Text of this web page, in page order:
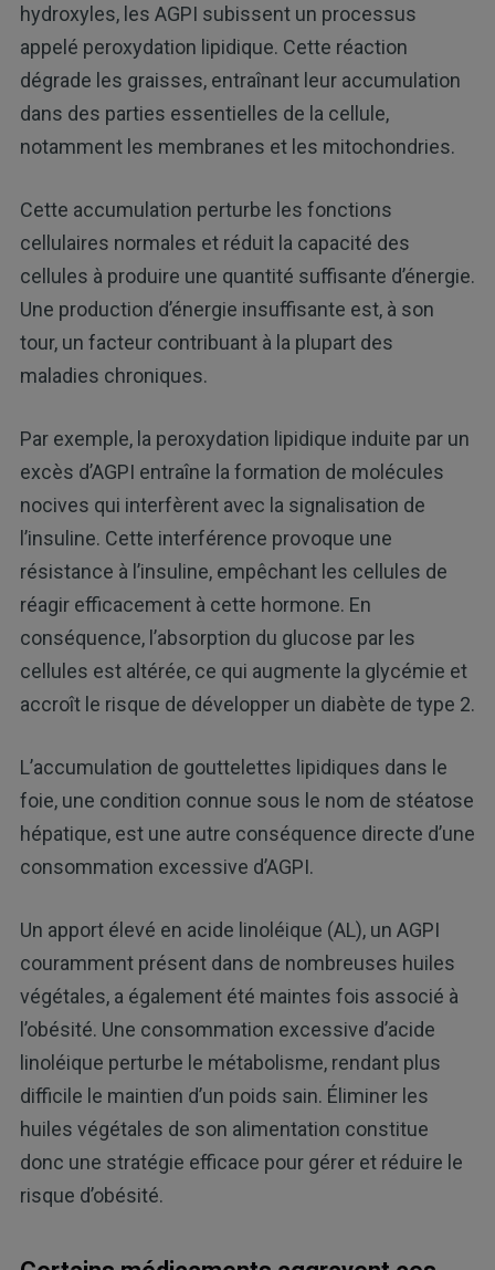
hydroxyles, les AGPI subissent un processus
appelé peroxydation lipidique. Cette réaction
dégrade les graisses, entraînant leur accumulation
dans des parties essentielles de la cellule,
notamment les membranes et les mitochondries.
Cette accumulation perturbe les fonctions
cellulaires normales et réduit la capacité des
cellules à produire une quantité suffisante d’énergie.
Une production d’énergie insuffisante est, à son
tour, un facteur contribuant à la plupart des
maladies chroniques.
Par exemple, la peroxydation lipidique induite par un
excès d’AGPI entraîne la formation de molécules
nocives qui interfèrent avec la signalisation de
l’insuline. Cette interférence provoque une
résistance à l’insuline, empêchant les cellules de
réagir efficacement à cette hormone. En
conséquence, l’absorption du glucose par les
cellules est altérée, ce qui augmente la glycémie et
accroît le risque de développer un diabète de type 2.
L’accumulation de gouttelettes lipidiques dans le
foie, une condition connue sous le nom de stéatose
hépatique, est une autre conséquence directe d’une
consommation excessive d’AGPI.
Un apport élevé en acide linoléique (AL), un AGPI
couramment présent dans de nombreuses huiles
végétales, a également été maintes fois associé à
l’obésité. Une consommation excessive d’acide
linoléique perturbe le métabolisme, rendant plus
difficile le maintien d’un poids sain. Éliminer les
huiles végétales de son alimentation constitue
donc une stratégie efficace pour gérer et réduire le
risque d’obésité.